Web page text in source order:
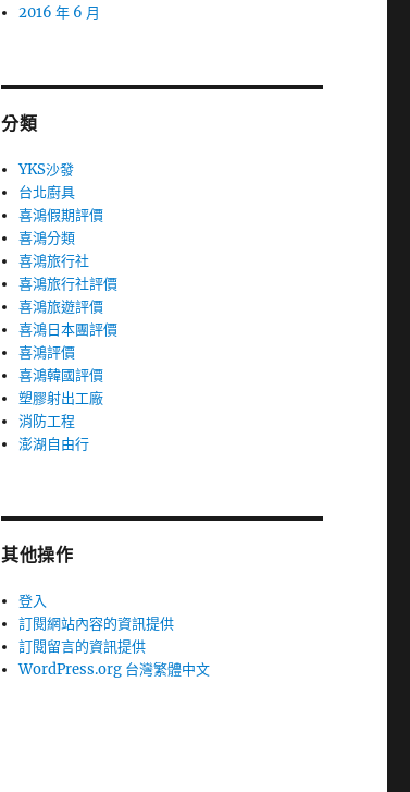
2016 年 6 月
分類
YKS沙發
台北廚具
喜鴻假期評價
喜鴻分類
喜鴻旅行社
喜鴻旅行社評價
喜鴻旅遊評價
喜鴻日本團評價
喜鴻評價
喜鴻韓國評價
塑膠射出工廠
消防工程
澎湖自由行
其他操作
登入
訂閱網站內容的資訊提供
訂閱留言的資訊提供
WordPress.org 台灣繁體中文